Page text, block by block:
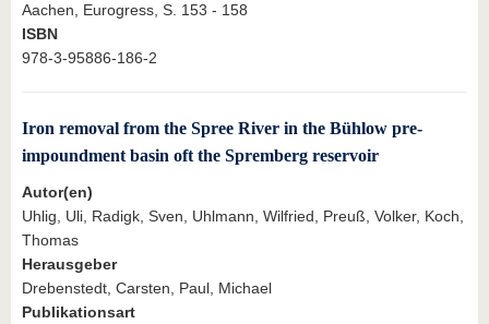
Aachen, Eurogress, S. 153 - 158
ISBN
978-3-95886-186-2
Iron removal from the Spree River in the Bühlow pre-
impoundment basin oft the Spremberg reservoir
Autor(en)
Uhlig, Uli, Radigk, Sven, Uhlmann, Wilfried, Preuß, Volker, Koch,
Thomas
Herausgeber
Drebenstedt, Carsten, Paul, Michael
Publikationsart